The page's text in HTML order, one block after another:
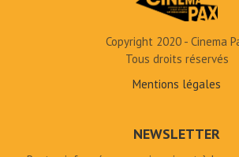
Copyright 2020 - Cinema
Tous droits réservés
Mentions légales
NEWSLETTER